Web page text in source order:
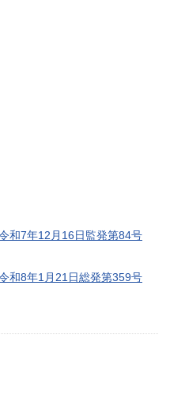
和7年12月16日監発第84号
和8年1月21日総発第359号